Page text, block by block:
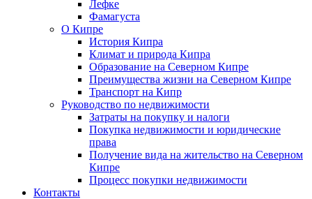
Лефке
Фамагуста
О Кипре
История Кипра
Климат и природа Кипра
Образование на Северном Кипре
Преимущества жизни на Северном Кипре
Транспорт на Кипр
Руководство по недвижимости
Затраты на покупку и налоги
Покупка недвижимости и юридические
права
Получение вида на жительство на Северном
Кипре
Процесс покупки недвижимости
Контакты